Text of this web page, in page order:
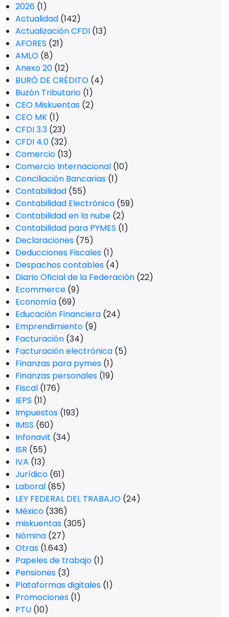
2026 (1)
Actualidad (142)
Actualización CFDI (13)
AFORES (21)
AMLO (8)
Anexo 20 (12)
BURÓ DE CRÉDITO (4)
Buzón Tributario (1)
CEO Miskuentas (2)
CEO MK (1)
CFDI 3.3 (23)
CFDI 4.0 (32)
Comercio (13)
Comercio Internacional (10)
Conciliación Bancarias (1)
Contabilidad (55)
Contabilidad Electrónica (59)
Contabilidad en la nube (2)
Contabilidad para PYMES (1)
Declaraciones (75)
Deducciones Fiscales (1)
Despachos contables (4)
Diario Oficial de la Federación (22)
Ecommerce (9)
Economía (69)
Educación Financiera (24)
Emprendimiento (9)
Facturación (34)
Facturación electrónica (5)
Finanzas para pymes (1)
Finanzas personales (19)
Fiscal (176)
IEPS (11)
Impuestos (193)
IMSS (60)
Infonavit (34)
ISR (55)
IVA (13)
Jurídico (61)
Laboral (85)
LEY FEDERAL DEL TRABAJO (24)
México (336)
miskuentas (305)
Nómina (27)
Otras (1.643)
Papeles de trabajo (1)
Pensiones (3)
Plataformas digitales (1)
Promociones (1)
PTU (10)